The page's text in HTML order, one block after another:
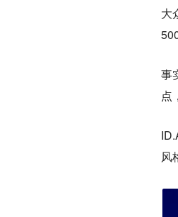
大
事
点
风